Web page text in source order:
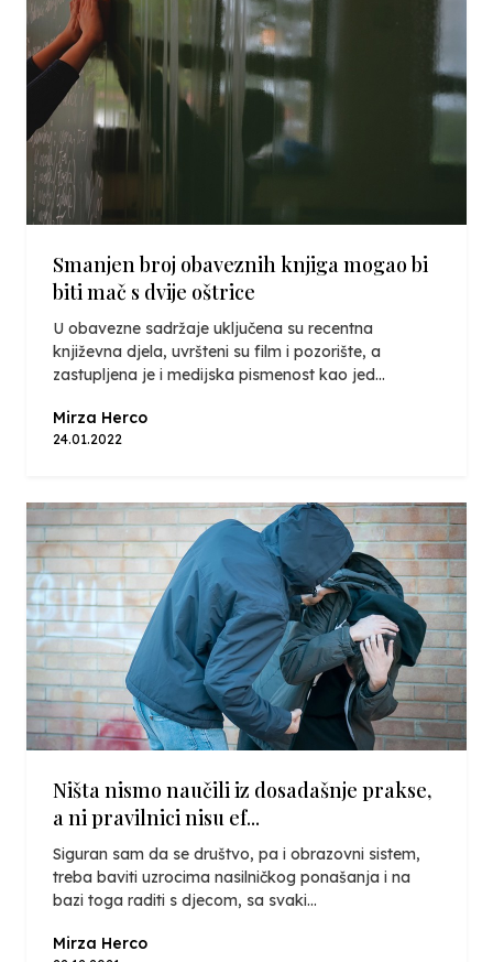
Smanjen broj obaveznih knjiga mogao bi
biti mač s dvije oštrice
U obavezne sadržaje uključena su recentna
književna djela, uvršteni su film i pozorište, a
zastupljena je i medijska pismenost kao jed...
Mirza Herco
24.01.2022
Ništa nismo naučili iz dosadašnje prakse,
a ni pravilnici nisu ef...
Siguran sam da se društvo, pa i obrazovni sistem,
treba baviti uzrocima nasilničkog ponašanja i na
bazi toga raditi s djecom, sa svaki...
Mirza Herco